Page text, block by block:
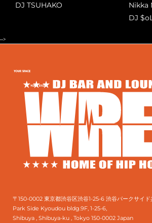
DJ TSUHAKO
Nikka
DJ
-->
〒150-0002 東京都渋谷区渋谷1-25-6 渋谷パークサイ
Park Side Kyoudou bldg.9F, 1-25-6,
Shibuya , Shibuya-ku , Tokyo 150-0002 Japan